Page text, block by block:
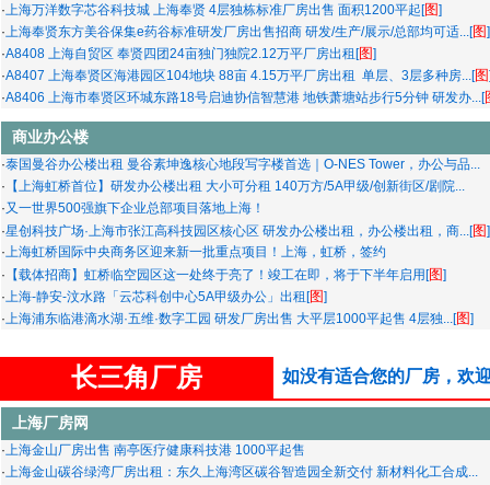
·上海万洋数字芯谷科技城 上海奉贤 4层独栋标准厂房出售 面积1200平起[图]
·上海奉贤东方美谷保集e药谷标准研发厂房出售招商 研发/生产/展示/总部均可适...[图]
·A8408 上海自贸区 奉贤四团24亩独门独院2.12万平厂房出租[图]
·A8407 上海奉贤区海港园区104地块 88亩 4.15万平厂房出租 单层、3层多种房...[图
·A8406 上海市奉贤区环城东路18号启迪协信智慧港 地铁萧塘站步行5分钟 研发办...[
商业办公楼
·泰国曼谷办公楼出租 曼谷素坤逸核心地段写字楼首选｜O-NES Tower，办公与品...
· 【上海虹桥首位】研发办公楼出租 大小可分租 140万方/5A甲级/创新街区/剧院...
·又一世界500强旗下企业总部项目落地上海！
·星创科技广场·上海市张江高科技园区核心区 研发办公楼出租，办公楼出租，商...[图]
·上海虹桥国际中央商务区迎来新一批重点项目！上海，虹桥，签约
· 【载体招商】虹桥临空园区这一处终于亮了！竣工在即，将于下半年启用[图]
·上海-静安-汶水路「云芯科创中心5A甲级办公」出租[图]
·上海浦东临港滴水湖·五维·数字工园 研发厂房出售 大平层1000平起售 4层独...[图]
长三角厂房 如没有适合您的厂房，欢
上海厂房网
·上海金山厂房出售 南亭医疗健康科技港 1000平起售
·上海金山碳谷绿湾厂房出租：东久上海湾区碳谷智造园全新交付 新材料化工合成...